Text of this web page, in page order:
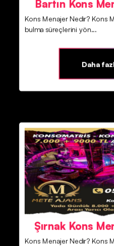
Bartın Kons
Kons Menajer Nedir? Kons
bulma süreçlerini yön...
Daha
Şırnak Kons
Kons Menajer Nedir? Kons